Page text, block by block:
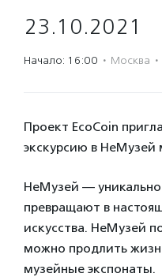
23.10.2021
Начало: 16:00 · Москва ·
Проект EcoCoin
экскурсию в НеМузей
НеМузей —
превращают в
искусства. НеМузей
можно продлить
музейные экспонаты.